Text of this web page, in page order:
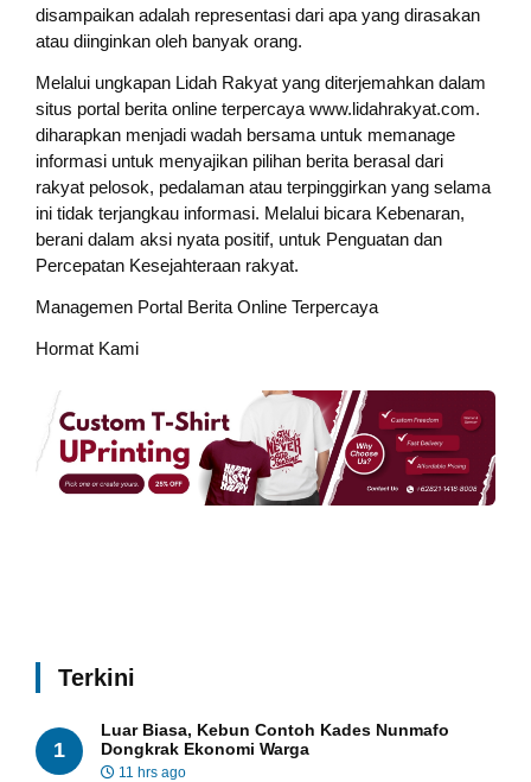
disampaikan adalah representasi dari apa yang dirasakan
atau diinginkan oleh banyak orang.
Melalui ungkapan Lidah Rakyat yang diterjemahkan dalam
situs portal berita online terpercaya www.lidahrakyat.com.
diharapkan menjadi wadah bersama untuk memanage
informasi untuk menyajikan pilihan berita berasal dari
rakyat pelosok, pedalaman atau terpinggirkan yang selama
ini tidak terjangkau informasi. Melalui bicara Kebenaran,
berani dalam aksi nyata positif, untuk Penguatan dan
Percepatan Kesejahteraan rakyat.
Managemen Portal Berita Online Terpercaya
Hormat Kami
Terkini
1
Luar Biasa, Kebun Contoh Kades Nunmafo
Dongkrak Ekonomi Warga
11 hrs ago